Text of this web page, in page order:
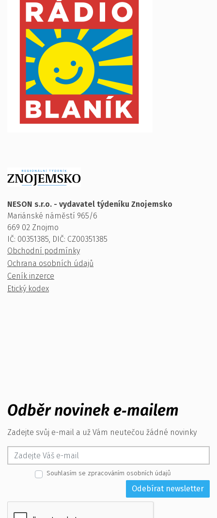
NESON s.r.o. - vydavatel týdeníku Znojemsko
Mariánské náměstí 965/6
669 02 Znojmo
IČ: 00351385, DIČ: CZ00351385
Obchodní podmínky
Ochrana osobních údajů
Ceník inzerce
Etický kodex
Odběr novinek e‑mailem
Zadejte svůj e-mail a už Vám neutečou žádné novinky
Souhlasím se zpracováním osobních údajů
Odebírat newsletter